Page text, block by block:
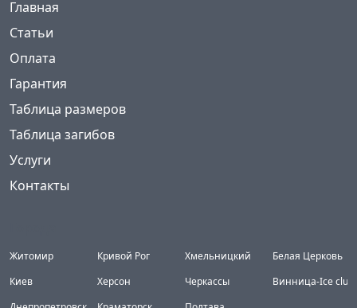
Главная
Статьи
Оплата
Гарантия
Таблица размеров
Таблица загибов
Услуги
Контакты
Житомир
Киев
Кривой Рог
Херсон
Хмельницкий
Черкассы
Белая Церковь
Винница-Ice club